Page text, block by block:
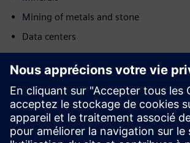
Mining of metals and stone
Data centers
Requête
Build
Élargit le champ d'utilisation ou s'appuie
une solution Siemens Xcelerator en